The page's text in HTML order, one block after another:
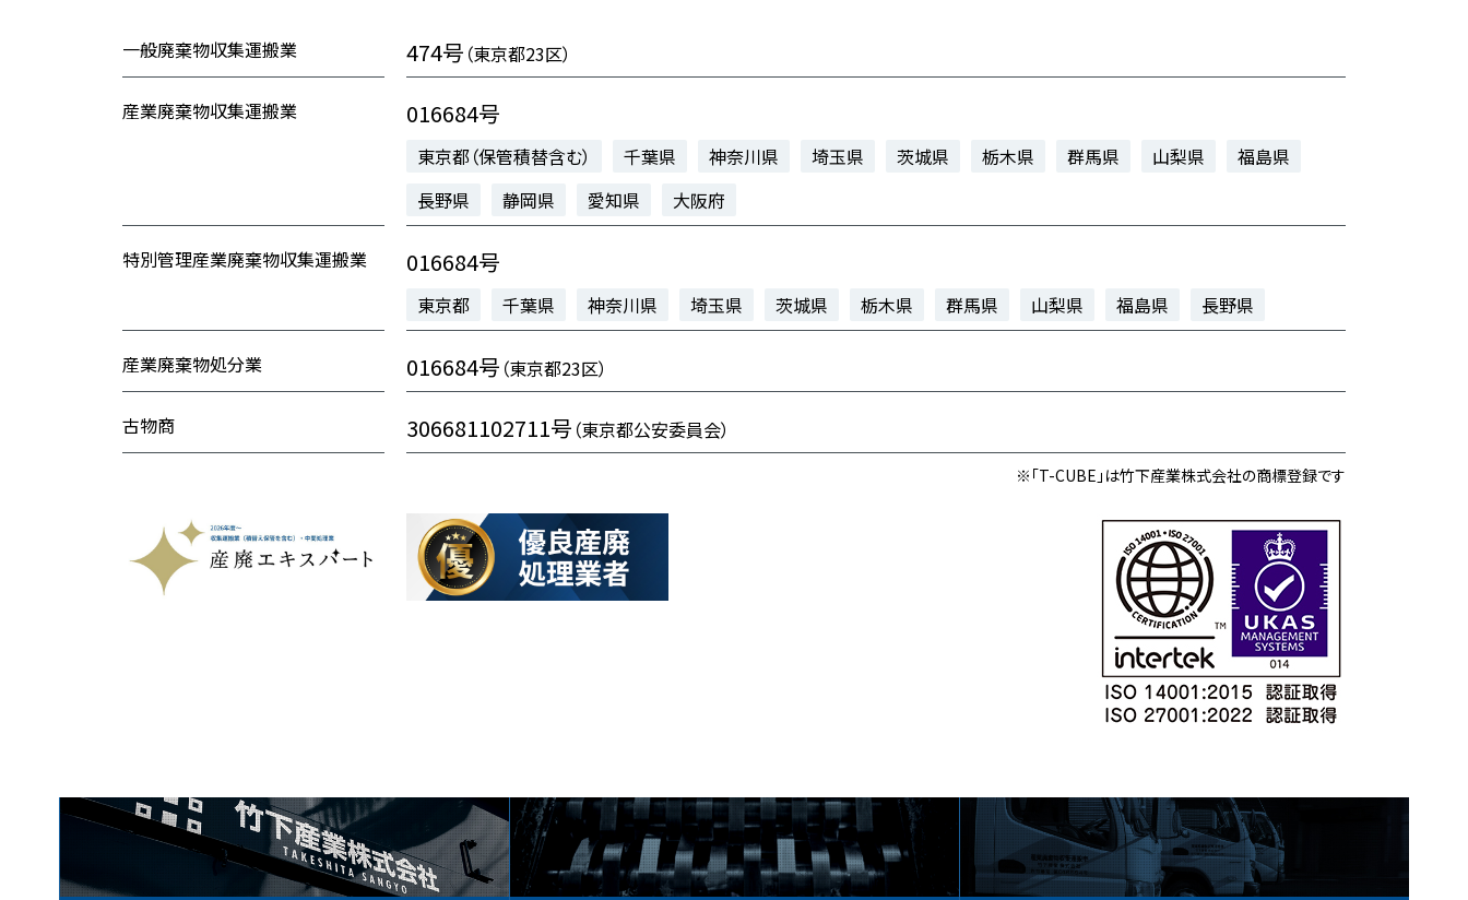
一般廃棄物収集運搬業 474号 （東京都23区）
産業廃棄物収集運搬業 016684号
東京都（保管積替含む） 千葉県 神奈川県 埼玉県 茨城県 栃木県 群馬県 山梨県
福島県
長野県
静岡県 愛知県 大阪府
特別管理産業廃棄物収集運搬業 016684号
東京都 千葉県 神奈川県 埼玉県 茨城県 栃木県 群馬県 山梨県 福島県 長野県
産業廃棄物処分業 016684号 （東京都23区）
古物商 306681102711号 （東京都公安委員会）
※「T-CUBE」は竹下産業株式会社の商標登録です